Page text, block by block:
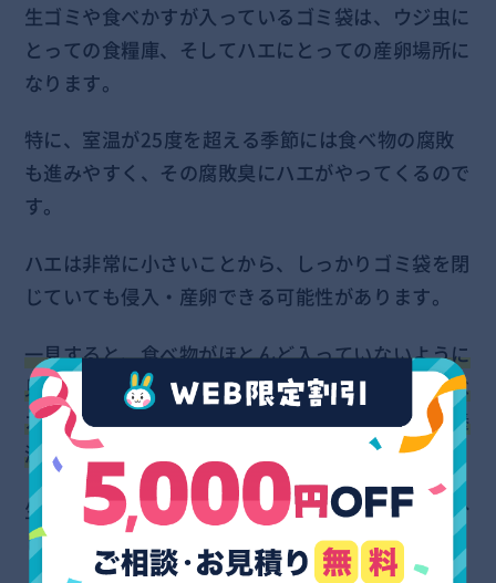
生ゴミや食べかすが入っているゴミ袋は、ウジ虫に
とっての食糧庫、そしてハエにとっての産卵場所に
なります。
特に、室温が25度を超える季節には食べ物の腐敗
も進みやすく、その腐敗臭にハエがやってくるので
す。
ハエは非常に小さいことから、しっかりゴミ袋を閉
じていても侵入・産卵できる可能性があります。
一見すると、食べ物がほとんど入っていないように
見えていても、お菓子の入れ物・お弁当などに食べ
カスが付着していれば、ウジ虫にとって十分な栄養
源です。
生ゴミや食べかすは放置せず、ゴミは定期的に処分
しましょう。